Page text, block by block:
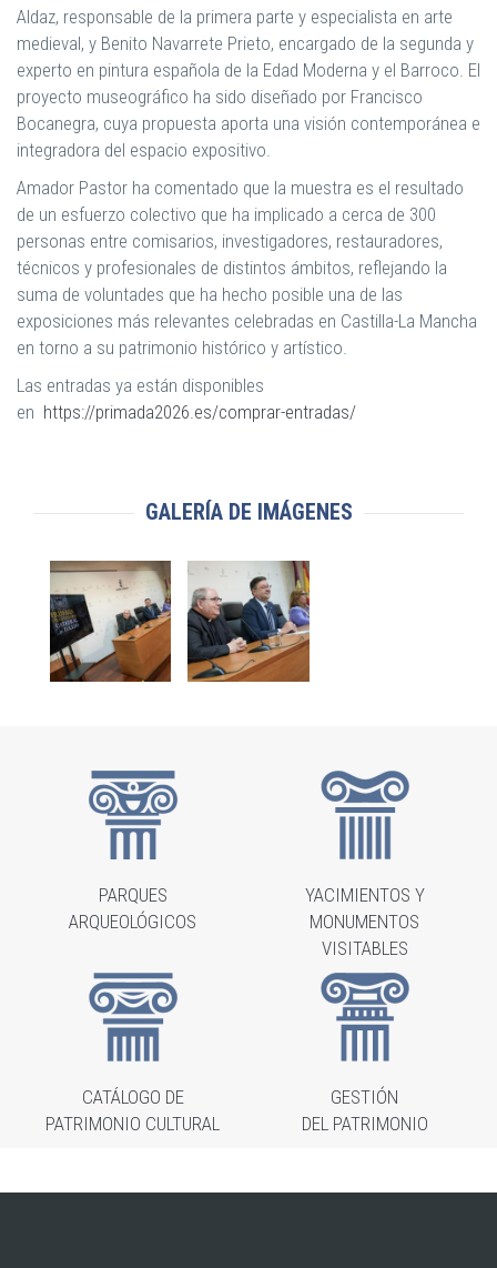
Aldaz, responsable de la primera parte y especialista en arte
medieval, y Benito Navarrete Prieto, encargado de la segunda y
experto en pintura española de la Edad Moderna y el Barroco. El
proyecto museográfico ha sido diseñado por Francisco
Bocanegra, cuya propuesta aporta una visión contemporánea e
integradora del espacio expositivo.
Amador Pastor ha comentado que la muestra es el resultado
de un esfuerzo colectivo que ha implicado a cerca de 300
personas entre comisarios, investigadores, restauradores,
técnicos y profesionales de distintos ámbitos, reflejando la
suma de voluntades que ha hecho posible una de las
exposiciones más relevantes celebradas en Castilla-La Mancha
en torno a su patrimonio histórico y artístico.
Las entradas ya están disponibles
en https://primada2026.es/comprar-entradas/
GALERÍA DE IMÁGENES
PARQUES
ARQUEOLÓGICOS
YACIMIENTOS Y
MONUMENTOS
VISITABLES
CATÁLOGO DE
PATRIMONIO CULTURAL
GESTIÓN
DEL PATRIMONIO